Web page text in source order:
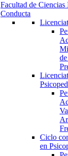
Facultad de Ciencias
Conducta
Ciclo
en